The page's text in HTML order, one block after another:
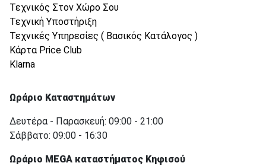
Τεχνικός Στον Χώρο Σου
Τεχνική Υποστήριξη
Τεχνικές Υπηρεσίες ( Βασικός Κατάλογος )
Κάρτα Price Club
Klarna
Ωράριο Καταστημάτων
Δευτέρα - Παρασκευή: 09:00 - 21:00
Σάββατο: 09:00 - 16:30
Ωράριο MEGA καταστήματος Κηφισού